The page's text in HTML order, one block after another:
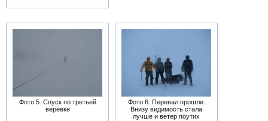
Фото 5. Спуск по третьей
верёвке
Фото 6. Перевал прошли.
Внизу видимость стала
лучше и ветер поутих